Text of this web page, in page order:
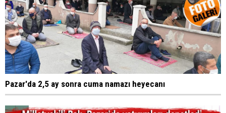
Pazar'da 2,5 ay sonra cuma namazı heyecanı